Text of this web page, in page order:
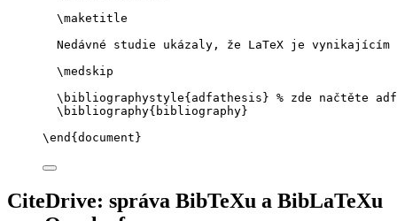
\maketitle
Nedávné studie ukázaly, že LaTeX je vynikajícím
\medskip
\bibliographystyle{adfathesis} % zde načtěte
\bibliography{bibliography}
\end { document }
CiteDrive: správa BibTeXu a BibLaTeXu